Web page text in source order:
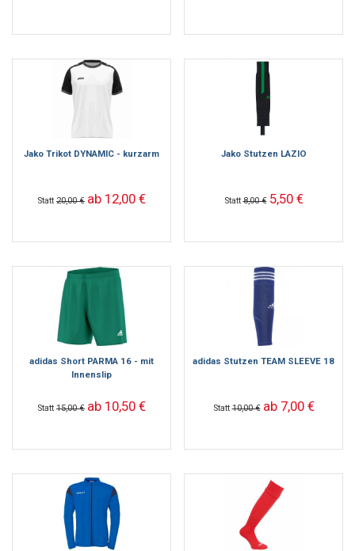
Jako Trikot DYNAMIC - kurzarm
Statt 20,00 € ab 12,00 €
Jako Stutzen LAZIO
Statt8,00 € 5,50 €
adidas Short PARMA 16 - mit
Innenslip
Statt 15,00 € ab 10,50 €
adidas Stutzen TEAM SLEEVE 18
Statt10,00 € ab 7,00 €